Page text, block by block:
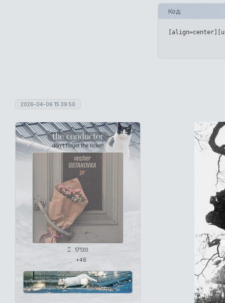
Код:
2026-04-06 15:39:50
the conductor
don't forget the ticket!
17130
+46